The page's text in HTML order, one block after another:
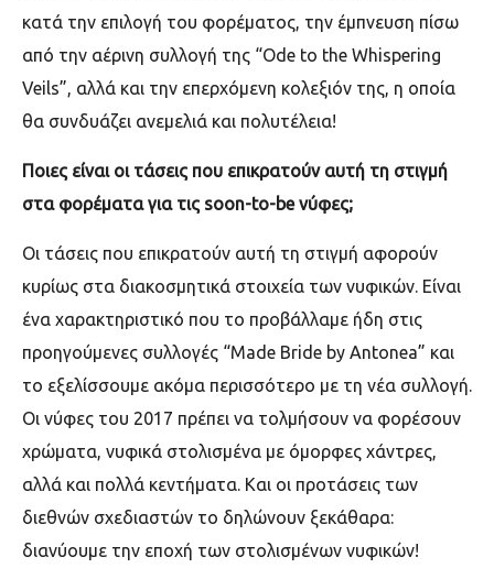
κατά την επιλογή του φορέματος, την έμπνευση πίσω
από την αέρινη συλλογή της “Ode to the Whispering
Veils”, αλλά και την επερχόμενη κολεξιόν της, η οποία
θα συνδυάζει ανεμελιά και πολυτέλεια!
Ποιες είναι οι τάσεις που επικρατούν αυτή τη στιγμή
στα φορέματα για τις soon-to-beνύφες;
Οι τάσεις που επικρατούν αυτή τη στιγμή αφορούν
κυρίως στα διακοσμητικά στοιχεία των νυφικών. Είναι
ένα χαρακτηριστικό που το προβάλλαμε ήδη στις
προηγούμενες συλλογές “Made Bride by Antonea” και
το εξελίσσουμε ακόμα περισσότερο με τη νέα συλλογή.
Οι νύφες του 2017 πρέπει να τολμήσουν να φορέσουν
χρώματα, νυφικά στολισμένα με όμορφες χάντρες,
αλλά και πολλά κεντήματα. Και οι προτάσεις των
διεθνών σχεδιαστών το δηλώνουν ξεκάθαρα:
διανύουμε την εποχή των στολισμένων νυφικών!